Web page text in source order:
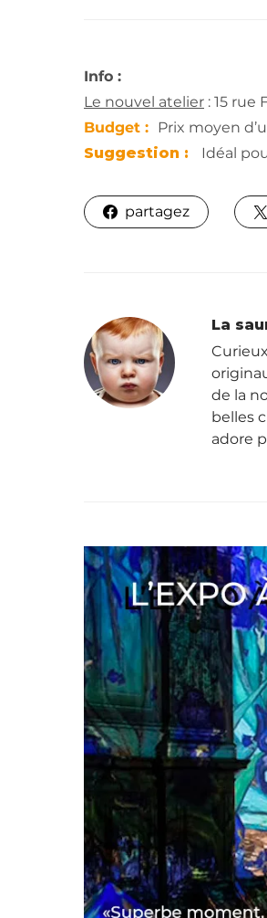
Info :
Le nouvel atelier : 15 rue
Budget : Prix moyen
Suggestion :
Idéal
partagez
La
de la
belles
adore